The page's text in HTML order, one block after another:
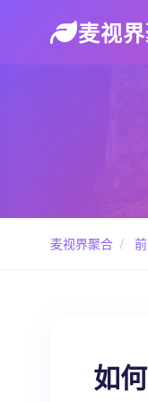
麦视
麦视界聚合 /
如